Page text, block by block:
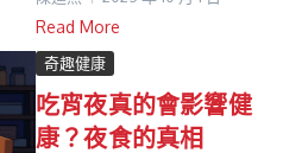
Read More
奇趣健康
吃宵夜真的會影響健
康？夜食的真相